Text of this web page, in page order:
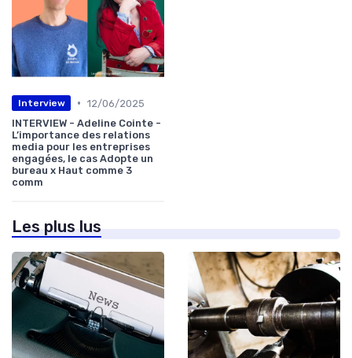
Interview • 12/06/2025
INTERVIEW - Adeline Cointe -
L’importance des relations
media pour les entreprises
engagées, le cas Adopte un
bureau x Haut comme 3
comm
Les plus lus